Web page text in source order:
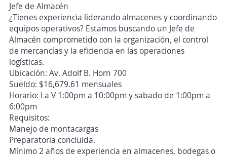
Jefe de Almacén
¿Tienes experiencia liderando almacenes y coordinando
equipos operativos? Estamos buscando un Jefe de
Almacén comprometido con la organización, el control
de mercancías y la eficiencia en las operaciones
logísticas.
Ubicación: Av. Adolf B. Horn 700
Sueldo: $16,679.61 mensuales
Horario: La V 1:00pm a 10:00pm y sabado de 1:00pm a
6:00pm
Requisitos:
Manejo de montacargas
Preparatoria concluida.
Mínimo 2 años de experiencia en almacenes, bodegas o